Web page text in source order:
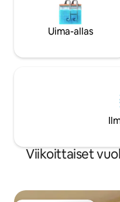
Uima-allas
Viikoittaiset